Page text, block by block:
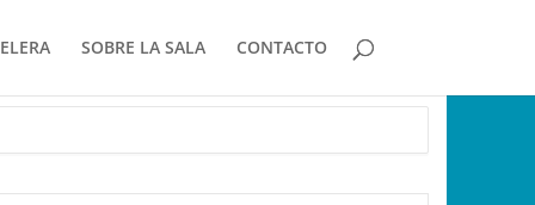
SOBRE LA SALA CONTACTO